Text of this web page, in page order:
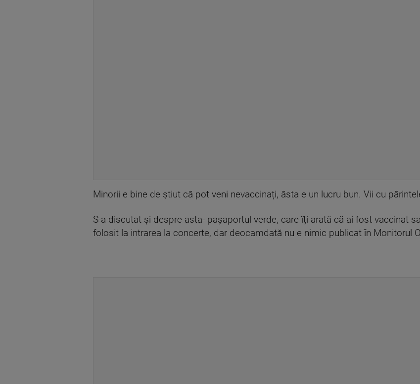
Minorii e bine de știut că pot veni nevaccinați, ăsta e un lucru bun. Vii cu
S-a discutat și despre asta- pașaportul verde, care îți arată că ai fost vaccinat
folosit la intrarea la concerte, dar deocamdată nu e nimic publicat în Monitorul